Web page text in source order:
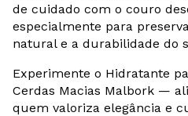
de cuidado com o couro
especialmente para
natural e a durabilidade do
Experimente o Hidratante
Cerdas Macias Malbork —
quem valoriza elegância e